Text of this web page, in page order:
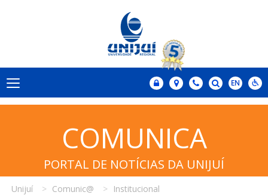
COMUNICA
PORTAL DE NOTÍCIAS DA UNIJUÍ
Unijuí Comunic@
Institucional